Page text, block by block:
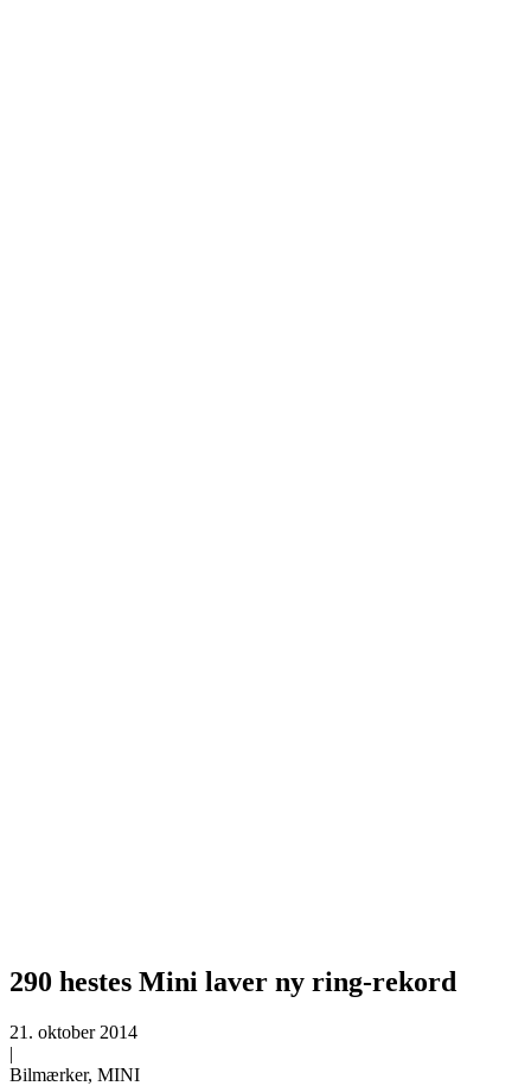
290 hestes Mini laver ny ring-rekord
21. oktober 2014
|
Bilmærker, MINI